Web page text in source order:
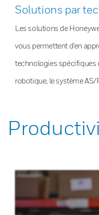
Solutions par
Les solutions de
vous permettent d’en
technologies spécifiques
robotique, le système AS/